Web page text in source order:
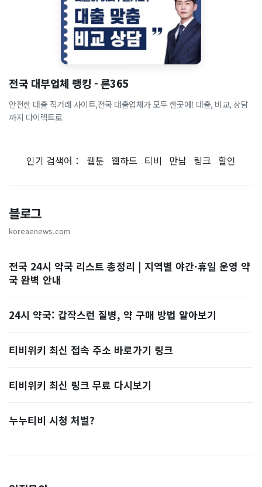
전국 대부업체 랭킹 - 론365
안전한 대출 직거래 사이트,전국 대출업체가 모두 한곳에! 대출, 비교, 상담
까지 다이렉트로
인기 검색어： 웹툰 웹하드 티비 만남 링크 할인
블로그
koreaenews.com
전국 24시 약국 리스트 총정리 | 지역별 야간·휴일 운영 약
국 완벽 안내
24시 약국: 갑작스런 질병, 약 구매 방법 알아보기
티비위키 최신 접속 주소 바로가기 링크
티비위키 최신 링크 무료 다시보기
누누티비 시청 처벌?